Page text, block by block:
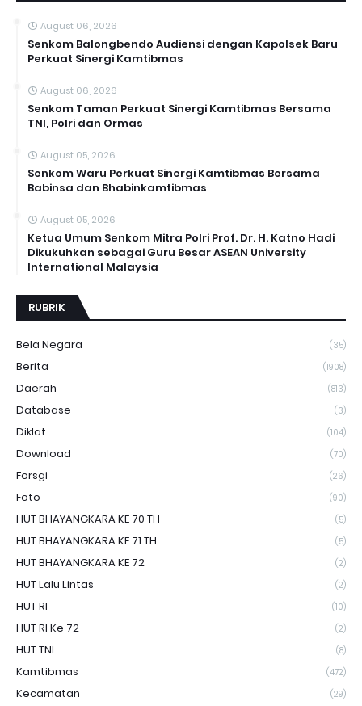
August 06, 2026
Senkom Balongbendo Audiensi dengan Kapolsek Baru
Perkuat Sinergi Kamtibmas
August 06, 2026
Senkom Taman Perkuat Sinergi Kamtibmas Bersama
TNI, Polri dan Ormas
August 05, 2026
Senkom Waru Perkuat Sinergi Kamtibmas Bersama
Babinsa dan Bhabinkamtibmas
August 05, 2026
Ketua Umum Senkom Mitra Polri Prof. Dr. H. Katno Hadi
Dikukuhkan sebagai Guru Besar ASEAN University
International Malaysia
RUBRIK
Bela Negara (35)
Berita (1908)
Daerah (813)
Database (3)
Diklat (104)
Download (70)
Forsgi (26)
Foto (90)
HUT BHAYANGKARA KE 70 TH (5)
HUT BHAYANGKARA KE 71 TH (5)
HUT BHAYANGKARA KE 72 (2)
HUT Lalu Lintas (2)
HUT RI (10)
HUT RI Ke 72 (2)
HUT TNI (8)
Kamtibmas (472)
Kecamatan (29)